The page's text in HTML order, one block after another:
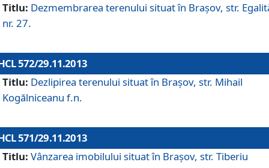
Titlu: Dezmembrarea terenului situat în Braşov, str.
nr. 27.
572/29.11.2013
Titlu: Dezlipirea terenului situat în Braşov, str. Mihail
Kogălniceanu f.n.
571/29.11.2013
Titlu: Vânzarea imobilului situat în Braşov, str. Tiberiu